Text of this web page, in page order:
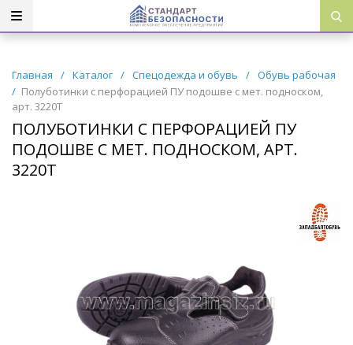
Главная / Каталог / Спецодежда и обувь / Обувь рабочая
/ Полуботинки с перфорацией ПУ подошве с мет. подноском,
арт. 3220Т
ПОЛУБОТИНКИ С ПЕРФОРАЦИЕЙ ПУ
ПОДОШВЕ С МЕТ. ПОДНОСКОМ, АРТ.
3220Т